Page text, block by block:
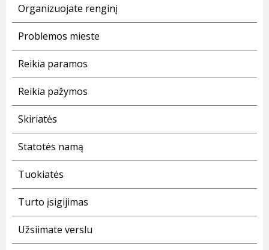
Organizuojate renginį
Problemos mieste
Reikia paramos
Reikia pažymos
Skiriatės
Statotės namą
Tuokiatės
Turto įsigijimas
Užsiimate verslu